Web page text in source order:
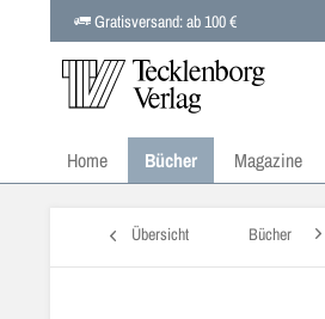
Gratisversand: ab 100 €
Home Bücher Magazine
Übersicht Bücher